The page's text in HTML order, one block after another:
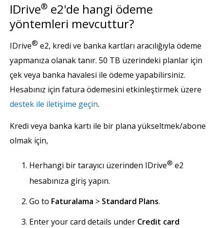
IDrive® e2'de hangi ödeme
yöntemleri mevcuttur?
IDrive® e2, kredi ve banka kartları aracılığıyla ödeme
yapmanıza olanak tanır. 50 TB üzerindeki planlar için
çek veya banka havalesi ile ödeme yapabilirsiniz.
Hesabınız için fatura ödemesini etkinleştirmek üzere
destek ile iletişime geçin.
Kredi veya banka kartı ile bir plana yükseltmek/abone
olmak için,
Herhangi bir tarayıcı üzerinden IDrive® e2
hesabınıza giriş yapın.
Go to Faturalama > Standard Plans.
Enter your card details under Credit card